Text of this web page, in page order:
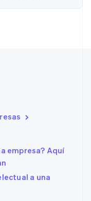
empresa? Aquí
a una